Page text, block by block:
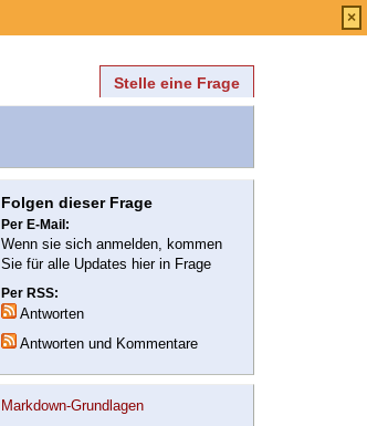
Stelle eine Frage
Folgen dieser Frage
Per E-Mail:
Wenn sie sich anmelden, kommen
Sie für alle Updates hier in Frage
Per RSS:
Antworten
Antworten und Kommentare
Markdown-Grundlagen
×